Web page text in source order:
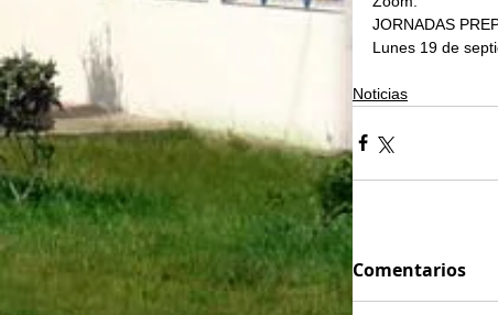
JORNADAS
Lunes 19 de
Noticias
Comentarios